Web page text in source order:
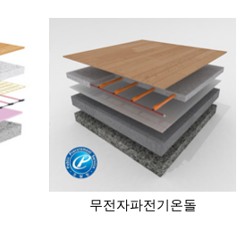
무전자파전기온돌